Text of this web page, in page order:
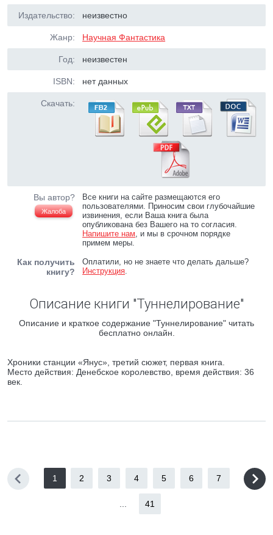
Издательство: неизвестно
Жанр: Научная Фантастика
Год: неизвестен
ISBN: нет данных
Скачать:
Вы автор?
Жалоба
Все книги на сайте размещаются его
пользователями. Приносим свои глубочайшие
извинения, если Ваша книга была
опубликована без Вашего на то согласия.
Напишите нам, и мы в срочном порядке
примем меры.
Как получить
книгу?
Оплатили, но не знаете что делать дальше?
Инструкция.
Описание книги "Туннелирование"
Описание и краткое содержание "Туннелирование" читать
бесплатно онлайн.
Хроники станции «Янус», третий сюжет, первая книга.
Место действия: Денебское королевство, время действия: 36
век.
1 2 3 4 5 6 7
41